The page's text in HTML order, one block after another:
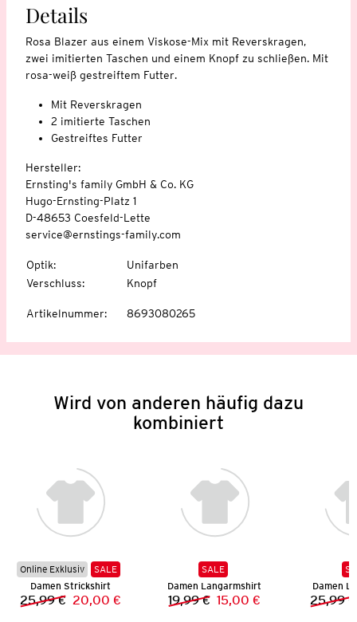
Details
Rosa Blazer aus einem Viskose-Mix mit Reverskragen,
zwei imitierten Taschen und einem Knopf zu schließen. Mit
rosa-weiß gestreiftem Futter.
Mit Reverskragen
2 imitierte Taschen
Gestreiftes Futter
Hersteller:
Ernsting's family GmbH & Co. KG
Hugo-Ernsting-Platz 1
D-48653 Coesfeld-Lette
service@ernstings-family.com
Optik:
Unifarben
Verschluss: Knopf
Artikelnummer: 8693080265
Wird von anderen häufig dazu
kombiniert
Online Exklusiv
SALE
Damen Strickshirt
Vorheriger Preis:
25,99 € Neuer Preis:
20,00 €
SALE
Damen Langarmshirt
Vorheriger Preis:
19,99 € Neuer Preis:
15,00 €
Damen
25,99 €